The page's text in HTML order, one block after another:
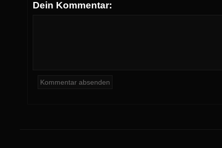
Dein Kommentar: